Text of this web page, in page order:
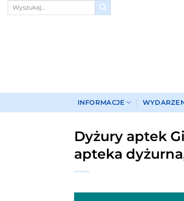
Przewiń
INFORMACJE
Dyżury aptek
apteka